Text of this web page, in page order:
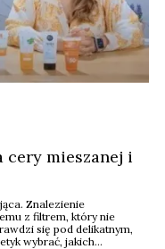
mieszanej i
Znalezienie
z filtrem, który nie
się pod delikatnym,
wybrać, jakich